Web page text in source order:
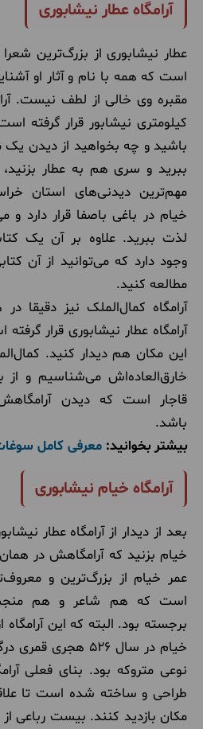
آرامگاه عطار نیشابوری
عطار نیشابوری از بزرگ‌ترین
است که همه با نام و آثار او
کیلومتری نیشابور قرار گرفته
باشید و چه بخواهید از دیدن
ببرید و سری هم به عطار بزنید،
مهم‌ترین دیدنی‌های استان
خیام در باغی باصفا قرار دارد
لذت ببرید. علاوه بر آن یک
وجود دارد که می‌توانید از آن
مطالعه کنید.
آرامگاه کمال‌الملک نیز دقیقا
آرامگاه عطار نیشابوری قرار
این مکان هم دیدار کنید.
خارق‌العاده‌اش می‌شناسیم و از
قاجار است که دیدن
باشد.
بیشتر بخوانید: معرفی کامل
آرامگاه خیام نیشابوری
بعد از دیدار از آرامگاه عطار
خیام بزنید که آرامگاهش در
عمر خیام از بزرگ‌ترین و
است که هم شاعر و هم
برجسته بود. البته که این
طراحی و ساخته شده است تا
مکان بازدید کنند. بیست رباعی